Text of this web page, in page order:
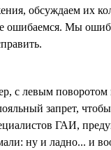
обсуждаем их
ошибаемся. Мы
с левым поворотом
запрет,
ГАИ,
ну и ладно... и